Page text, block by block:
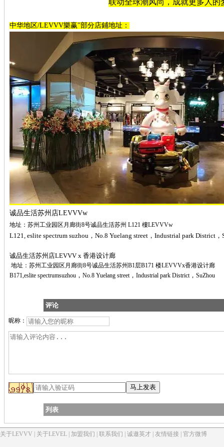
中华地区/LEVVV樂赢"部分店鋪地址：
诚品生活苏州店LEVVVw
地址：苏州工业园区月廊街8号诚品生活苏州 L121 樓LEVVVw
L121, eslite spectrum suzhou，No.8 Yuelang street，Industrial park District，
诚品生活苏州店LEVVV x 香港设计廊
地址：苏州工业园区月廊街8号诚品生活苏州B1层B171 楼LEVVVx香港设计廊
B171,eslite spectrumsuzhou ， No.8 Yuelang street， Industrial park District， SuZhou
评论
昵称：
列表
关于LEVVV 关于LEVEL 加盟我们 联系我们 诚邀英才 友情链接 官方微博